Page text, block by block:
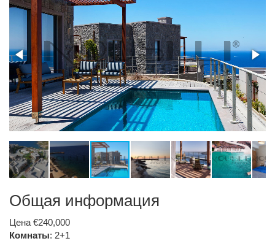
Общая информация
Цена €240,000
Комнаты: 2+1